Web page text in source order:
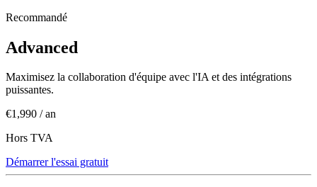
Recommandé
Advanced
Maximisez la collaboration d'équipe avec l'IA et des intégrations
puissantes.
€1,990 / an
Hors TVA
Démarrer l'essai gratuit